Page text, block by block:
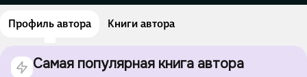
Профиль автора Книги автора
Самая популярная книга автора